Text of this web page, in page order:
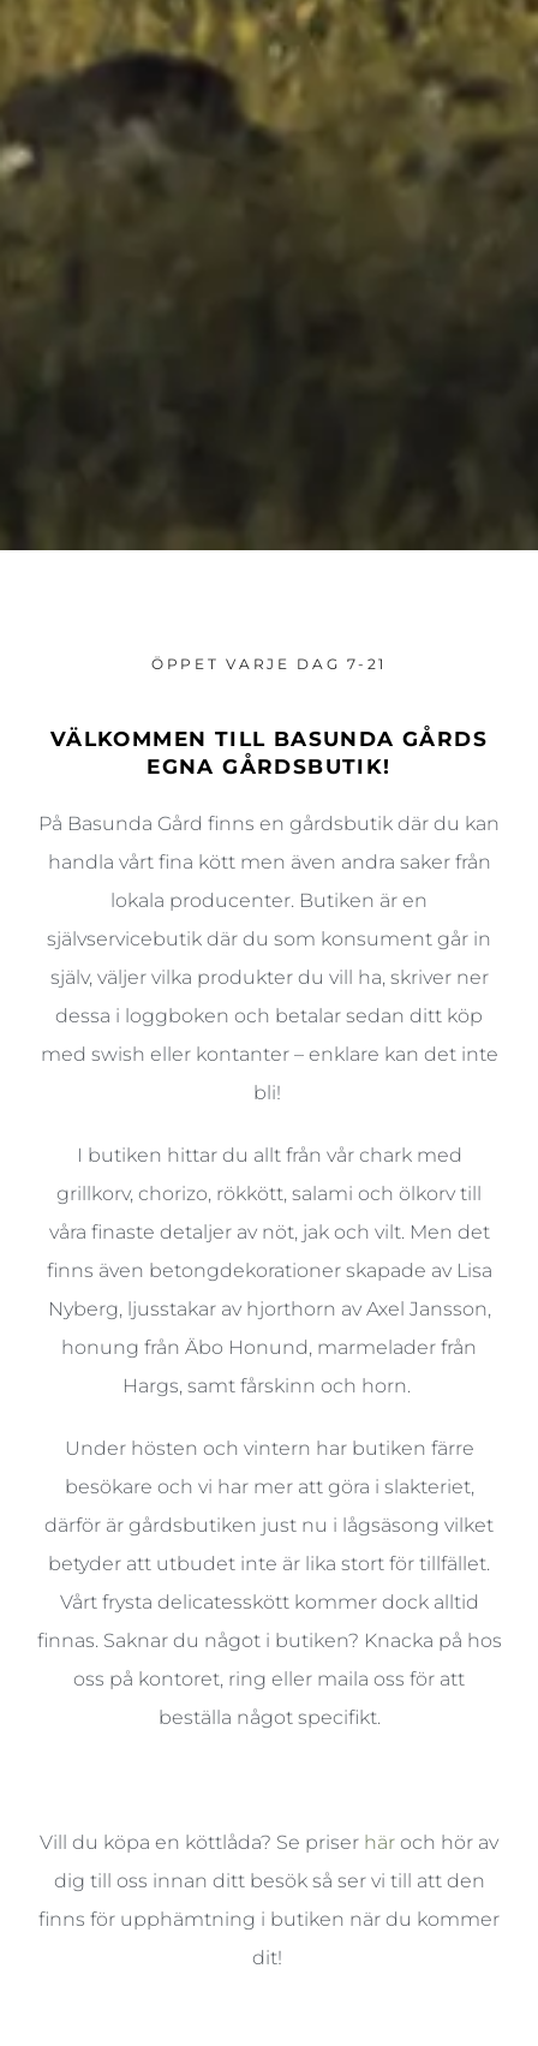
ÖPPET VARJE DAG 7-21
VÄLKOMMEN TILL BASUNDA GÅRDS
EGNA GÅRDSBUTIK!
På Basunda Gård finns en gårdsbutik där du kan
handla vårt fina kött men även andra saker från
lokala producenter. Butiken är en
självservicebutik där du som konsument går in
själv, väljer vilka produkter du vill ha, skriver ner
dessa i loggboken och betalar sedan ditt köp
med swish eller kontanter – enklare kan det inte
bli!
I butiken hittar du allt från vår chark med
grillkorv, chorizo, rökkött, salami och ölkorv till
våra finaste detaljer av nöt, jak och vilt. Men det
finns även betongdekorationer skapade av Lisa
Nyberg, ljusstakar av hjorthorn av Axel Jansson,
honung från Äbo Honund, marmelader från
Hargs, samt fårskinn och horn.
Under hösten och vintern har butiken färre
besökare och vi har mer att göra i slakteriet,
därför är gårdsbutiken just nu i lågsäsong vilket
betyder att utbudet inte är lika stort för tillfället.
Vårt frysta delicatesskött kommer dock alltid
finnas. Saknar du något i butiken? Knacka på hos
oss på kontoret, ring eller maila oss för att
beställa något specifikt.
Vill du köpa en köttlåda? Se priser här och hör av
dig till oss innan ditt besök så ser vi till att den
finns för upphämtning i butiken när du kommer
dit!